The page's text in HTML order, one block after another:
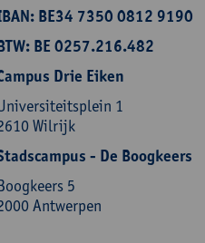
BE34 7350 0812 9190
BE 0257.216.482
Drie Eiken
1
Wilrijk
- De Boogkeers
5
Antwerpen